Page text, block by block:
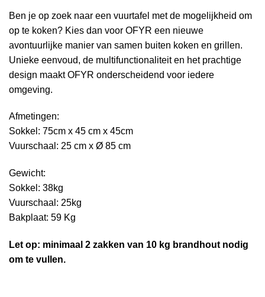
Ben je op zoek naar een vuurtafel met de mogelijkheid om
op te koken? Kies dan voor OFYR een nieuwe
avontuurlijke manier van samen buiten koken en grillen.
Unieke eenvoud, de multifunctionaliteit en het prachtige
design maakt OFYR onderscheidend voor iedere
omgeving.
Afmetingen:
Sokkel: 75cm x 45 cm x 45cm
Vuurschaal: 25 cm x Ø 85 cm
Gewicht:
Sokkel: 38kg
Vuurschaal: 25kg
Bakplaat: 59 Kg
Let op: minimaal 2 zakken van 10 kg brandhout nodig
om te vullen.